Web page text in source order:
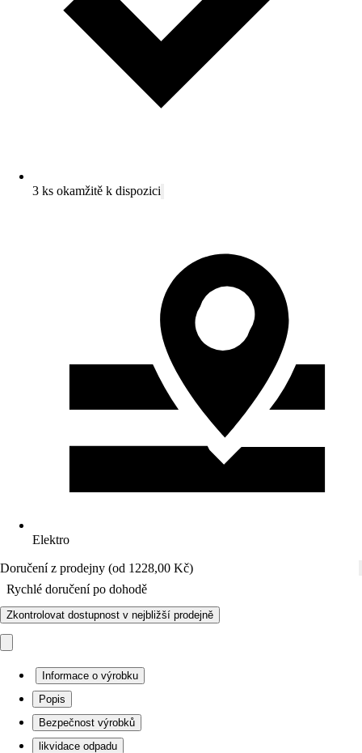
3 ks okamžitě k dispozici
Elektro
Doručení z prodejny (od 1228,00 Kč)
Rychlé doručení po dohodě
Zkontrolovat dostupnost v nejbližší prodejně
Informace o výrobku
Popis
Bezpečnost výrobků
likvidace odpadu